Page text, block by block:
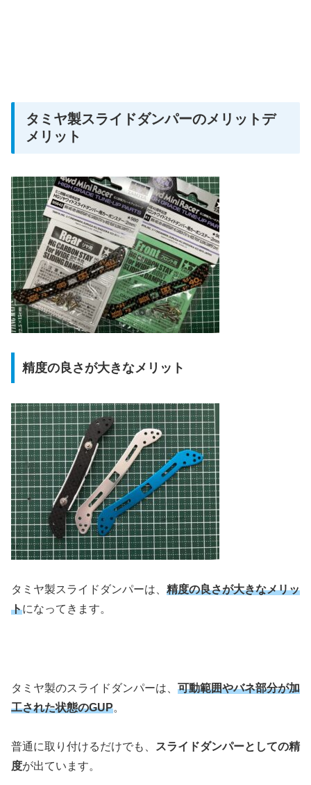
タミヤ製スライドダンパーのメリットデ
メリット
精度の良さが大きなメリット
タミヤ製スライドダンパーは、 精度の良さが大きなメリッ
トになってきます。
タミヤ製のスライドダンパーは、 可動範囲やバネ部分が加
工された状態のGUP。
普通に取り付けるだけでも、
スライドダンパーとしての精
度が出ています。